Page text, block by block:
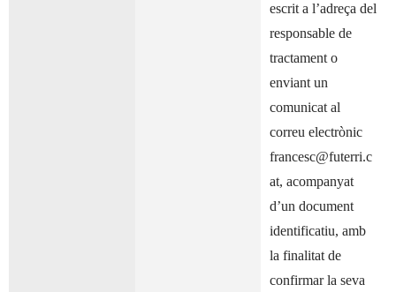
escrit a l’adreça del
responsable de
tractament o
enviant un
comunicat al
correu electrònic
francesc@futerri.c
at, acompanyat
d’un document
identificatiu, amb
la finalitat de
confirmar la seva